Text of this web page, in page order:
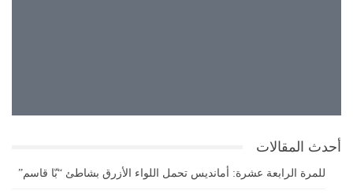
أحدث المقالات
للمرة الرابعة عشرة: أمانديس تحمل اللواء الأزرق بشاطئ “بّا قاسم”